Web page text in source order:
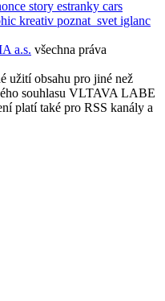
story estranky cars
kreativ poznat_svet iglanc
a.s. všechna práva
užití obsahu pro jiné než
souhlasu VLTAVA LABE
platí také pro RSS kanály a